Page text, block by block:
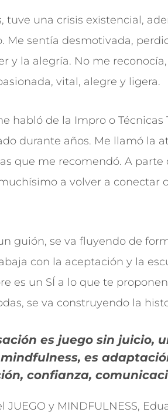
tuve una crisis existencial,
Me sentía desmotivada,
y la alegría. No me
vital, alegre y ligera.
habló de la Impro o Técnicas
durante años. Me llamó la
que me recomendó. A
a volver a conectar
guión, se va fluyendo de
con la aceptación y la
es un SÍ a lo que te
se va construyendo la
es juego sin juicio,
es
confianza,
JUEGO y MINDFULNESS,